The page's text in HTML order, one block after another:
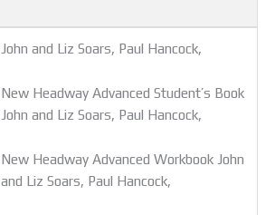
John and Liz Soars, Paul Hancock,
New Headway Advanced Student’s Book
John and Liz Soars, Paul Hancock,
New Headway Advanced Workbook John
and Liz Soars, Paul Hancock,